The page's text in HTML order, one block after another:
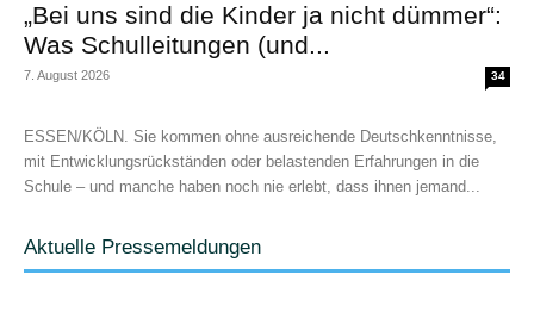
„Bei uns sind die Kinder ja nicht dümmer“:
Was Schulleitungen (und...
7. August 2026 34
ESSEN/KÖLN. Sie kommen ohne ausreichende Deutschkenntnisse,
mit Entwicklungsrückständen oder belastenden Erfahrungen in die
Schule – und manche haben noch nie erlebt, dass ihnen jemand...
Aktuelle Pressemeldungen